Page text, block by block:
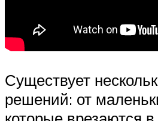
Существует
решений: от